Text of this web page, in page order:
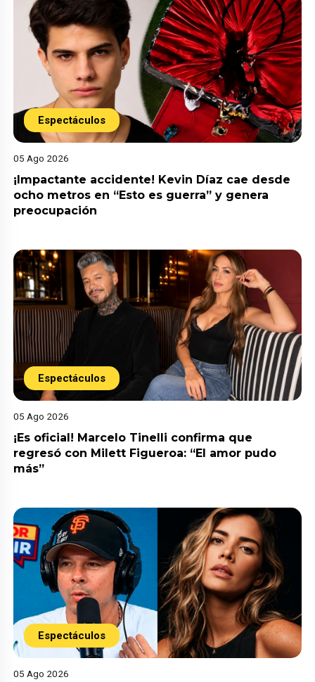
Espectáculos
05 Ago 2026
¡Impactante accidente! Kevin Díaz cae desde
ocho metros en “Esto es guerra” y genera
preocupación
Espectáculos
05 Ago 2026
¡Es oficial! Marcelo Tinelli confirma que
regresó con Milett Figueroa: “El amor pudo
más”
Espectáculos
05 Ago 2026